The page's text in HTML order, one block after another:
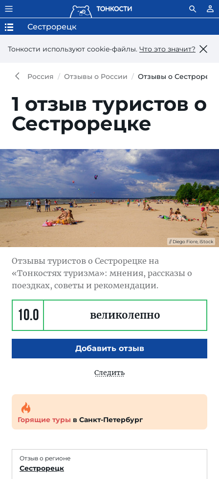
Тонкости используют сookie-файлы. Что это значит?
Сестрорецк
Россия Отзывы о России Отзывы о
1 отзыв туристов о
Сестрорецке
Diego Fiore, iStock
Отзывы туристов о Сестрорецке на
«Тонкостях туризма»: мнения, рассказы о
поездках, советы и рекомендации.
10.0 великолепно
Добавить отзыв
Следить
Горящие туры в Санкт-Петербург
Отзыв о регионе
Сестрорецк